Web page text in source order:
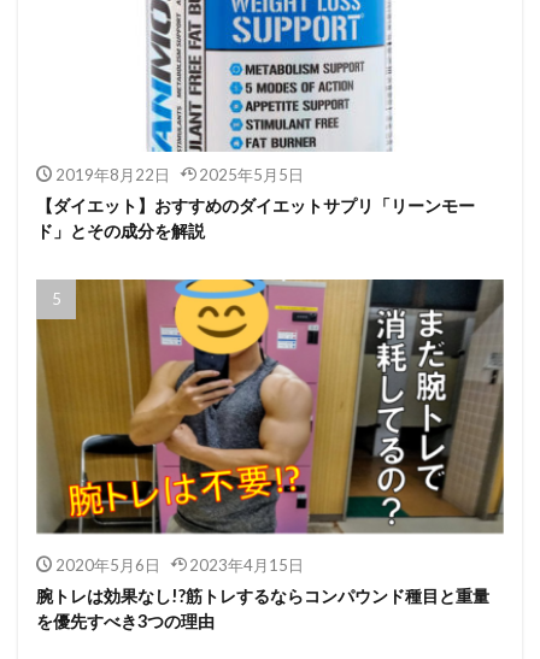
2019年8月22日 2025年5月5日
【ダイエット】おすすめのダイエットサプリ「リーンモー
ド」とその成分を解説
2020年5月6日 2023年4月15日
腕トレは効果なし!?筋トレするならコンパウンド種目と重量
を優先すべき3つの理由